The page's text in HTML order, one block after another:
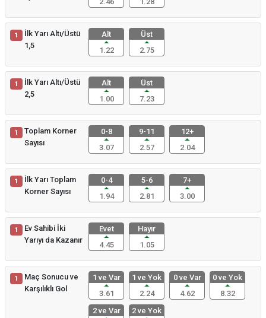
1
İlk Yarı Altı/Üstü
1,5
Alt
1.22
Üst
2.75
1
İlk Yarı Altı/Üstü
2,5
Alt
1.00
Üst
7.23
1
Toplam Korner
Sayısı
0-8
3.07
9-11
2.57
12+
2.04
1
İlk Yarı Toplam
Korner Sayısı
0-4
1.94
5-6
2.81
7+
3.00
1
Ev Sahibi İki
Yarıyı da Kazanır
Evet
4.45
Hayır
1.05
1
Maç Sonucu ve
Karşılıklı Gol
1 ve Var
3.61
1 ve Yok
2.24
0 ve Var
4.62
0 ve Yok
8.32
2 ve Var
2 ve Yok